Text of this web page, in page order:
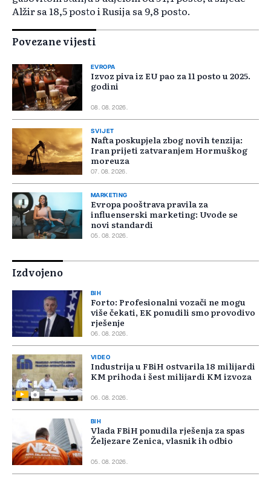
Alžir sa 18,5 posto i Rusija sa 9,8 posto.
Povezane vijesti
EVROPA
Izvoz piva iz EU pao za 11 posto u 2025.
godini
08. 08. 2026.
SVIJET
Nafta poskupjela zbog novih tenzija:
Iran prijeti zatvaranjem Hormuškog
moreuza
07. 08. 2026.
MARKETING
Evropa pooštrava pravila za
influenserski marketing: Uvode se
novi standardi
05. 08. 2026.
Izdvojeno
BIH
Forto: Profesionalni vozači ne mogu
više čekati, EK ponudili smo provodivo
rješenje
06. 08. 2026.
VIDEO
Industrija u FBiH ostvarila 18 milijardi
KM prihoda i šest milijardi KM izvoza
06. 08. 2026.
BIH
Vlada FBiH ponudila rješenja za spas
Željezare Zenica, vlasnik ih odbio
05. 08. 2026.